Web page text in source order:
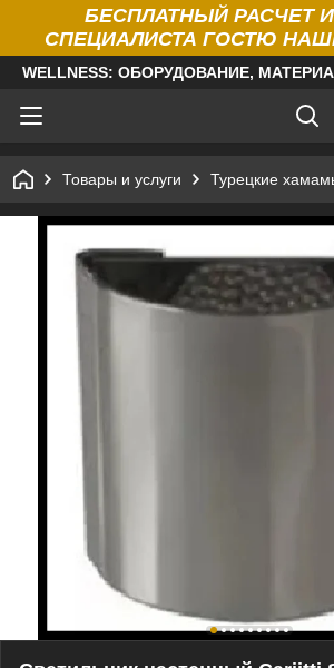
БЕСПЛАТНЫЙ РАСЧЕТ
СПЕЦИАЛИСТА ГОСТЮ
WELLNESS: ОБОРУДОВАНИЕ,
Товары и услуги Турецкие